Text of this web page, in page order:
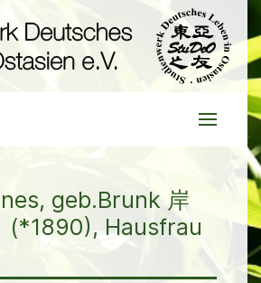
geb.Brunk 岸
(*1890), Hausfrau